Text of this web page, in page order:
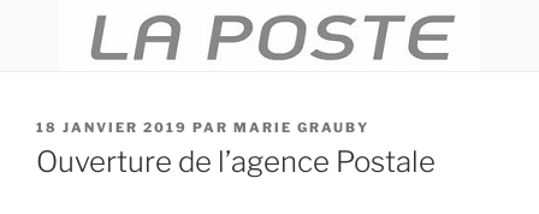
PUBLIÉ
LE
18 JANVIER 2019 PAR MARIE GRAUBY
Ouverture de l’agence Postale